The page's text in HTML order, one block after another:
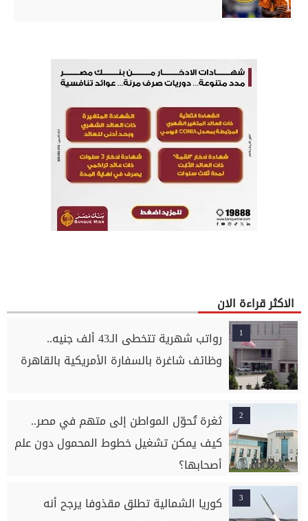
الاكثر قراءة الان
1
رواتب شهرية تتخطى الـ43 ألف جنيه..
وظائف شاغرة بالسفارة الأمريكية بالقاهرة
2
ثغرة تُحوّل المواطن إلى متهم في مصر..
كيف يمكن تشغيل خطوط المحمول دون علم
أصحابها؟
3
كوريا الشمالية تطلق مقذوفا يرجح أنه